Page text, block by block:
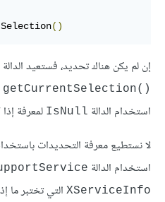
()
إن لم يكن هناك تحديد، فستعيد الدالة
getCurrentSelection()‎
استخدام الدالة IsNull لمعرفة
لا نستطيع معرفة التحديدات
استخدام الدالة
XServiceInfo التي تختبر ما